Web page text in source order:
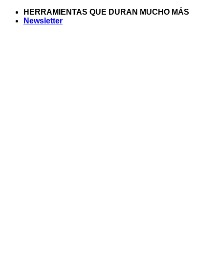
Saltar
HERRAMIENTAS QUE DURAN MUCHO MÁS
Newsletter